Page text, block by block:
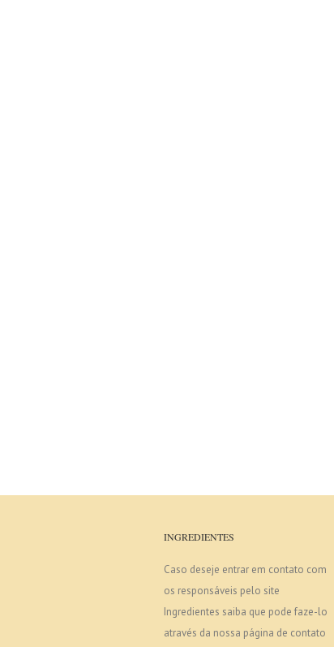
INGREDIENTES
Caso deseje entrar em contato com
os responsáveis pelo site
Ingredientes saiba que pode faze-lo
através da nossa página de contato